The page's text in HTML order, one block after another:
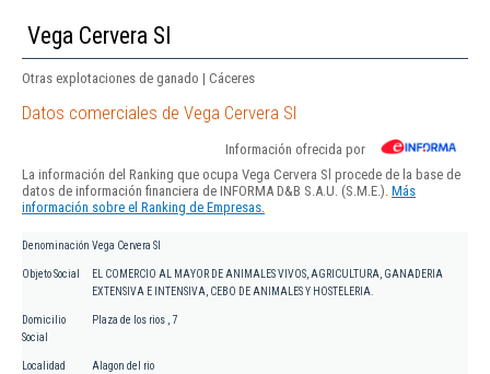
Vega Cervera Sl
Otras explotaciones de ganado | Cáceres
Datos comerciales de Vega Cervera Sl
Información ofrecida por
La información del Ranking que ocupa Vega Cervera Sl procede de la base de
datos de información financiera de INFORMA D&B S.A.U. (S.M.E.). Más
información sobre el Ranking de Empresas.
Denominación Vega Cervera Sl
Objeto Social
EL COMERCIO AL MAYOR DE ANIMALES VIVOS, AGRICULTURA, GANADERIA
EXTENSIVA E INTENSIVA, CEBO DE ANIMALES Y HOSTELERIA.
Domicilio
Social
Plaza de los rios , 7
Localidad Alagon del rio